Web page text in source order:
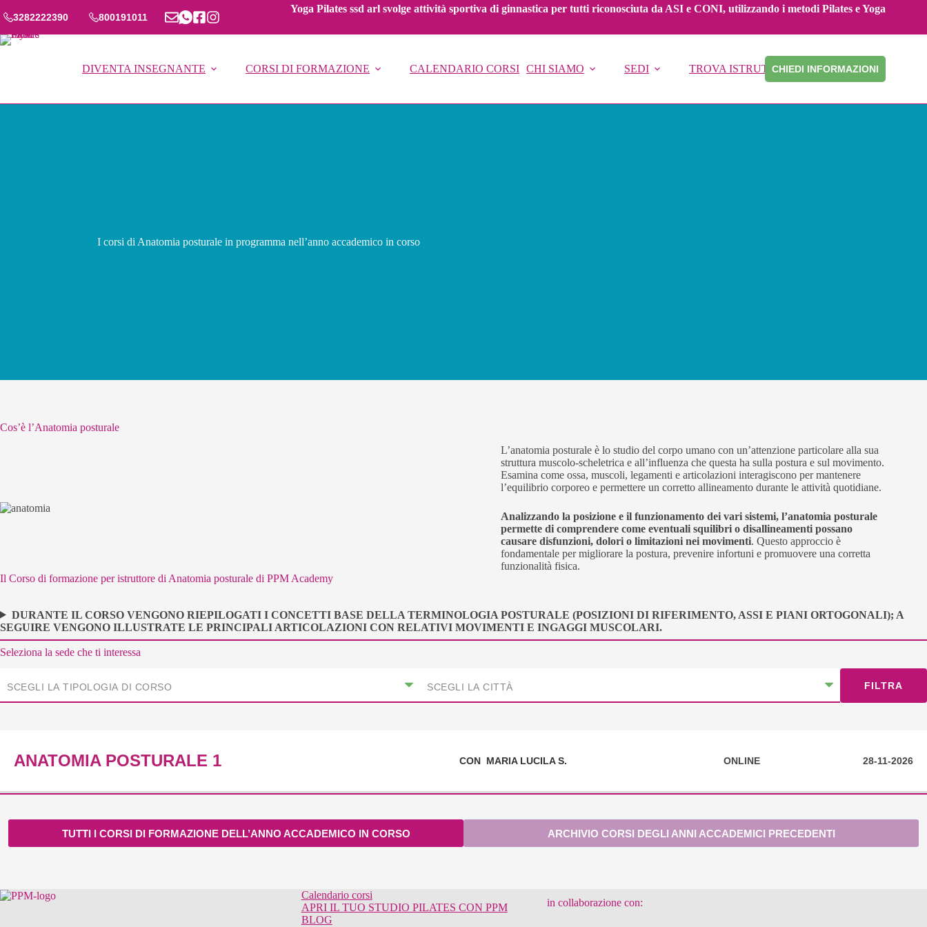
al 3282222390 800191011
Yoga Pilates ssd arl svolge attività sportiva di ginnastica per tutti riconosciuta da ASI e CONI, utilizzando i metodi Pilates e Yoga
DIVENTA INSEGNANTE CORSI DI FORMAZIONE CALENDARIO CORSI CHI SIAMO SEDI TROVA ISTRUTTORECHIEDI INFORMAZIONI
I corsi di Anatomia posturale in programma nell’anno accademico in corso
Cos’è l’Anatomia posturale
L’anatomia posturale è lo studio del corpo umano con un’attenzione particolare alla sua
struttura muscolo-scheletrica e all’influenza che questa ha sulla postura e sul movimento.
Esamina come ossa, muscoli, legamenti e articolazioni interagiscono per mantenere
l’equilibrio corporeo e permettere un corretto allineamento durante le attività quotidiane.
Analizzando la posizione e il funzionamento dei vari sistemi, l’anatomia posturale
permette di comprendere come eventuali squilibri o disallineamenti possano
causare disfunzioni, dolori o limitazioni nei movimenti. Questo approccio è
fondamentale per migliorare la postura, prevenire infortuni e promuovere una corretta
funzionalità fisica.
Il Corso di formazione per istruttore di Anatomia posturale di PPM Academy
DURANTE IL CORSO VENGONO RIEPILOGATI I CONCETTI BASE DELLA TERMINOLOGIA POSTURALE (POSIZIONI DI RIFERIMENTO, ASSI E PIANI ORTOGONALI); A
SEGUIRE VENGONO ILLUSTRATE LE PRINCIPALI ARTICOLAZIONI CON RELATIVI MOVIMENTI E INGAGGI MUSCOLARI.
Seleziona la sede che ti interessa
ANATOMIA POSTURALE 1 CON MARIA LUCILA S. ONLINE 28-11-2026
TUTTI I CORSI DI FORMAZIONE DELL’ANNO ACCADEMICO IN CORSO ARCHIVIO CORSI DEGLI ANNI ACCADEMICI PRECEDENTI
Calendario corsi
APRI IL TUO STUDIO PILATES CON PPM
BLOG
in collaborazione con: